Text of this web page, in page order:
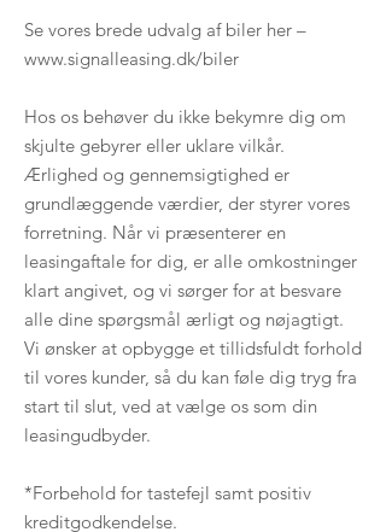
Se vores brede udvalg af biler her –
www.signalleasing.dk/biler
Hos os behøver du ikke bekymre dig om
skjulte gebyrer eller uklare vilkår.
Ærlighed og gennemsigtighed er
grundlæggende værdier, der styrer vores
forretning. Når vi præsenterer en
leasingaftale for dig, er alle omkostninger
klart angivet, og vi sørger for at besvare
alle dine spørgsmål ærligt og nøjagtigt.
Vi ønsker at opbygge et tillidsfuldt forhold
til vores kunder, så du kan føle dig tryg fra
start til slut, ved at vælge os som din
leasingudbyder.
*Forbehold for tastefejl samt positiv
kreditgodkendelse.